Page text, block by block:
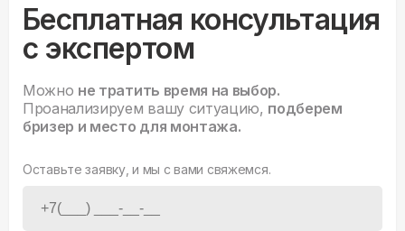
Бесплатная консультация
с экспертом
Можно не тратить время на выбор.
Проанализируем вашу ситуацию, подберем
бризер и место для монтажа.
Оставьте заявку, и мы с вами свяжемся.